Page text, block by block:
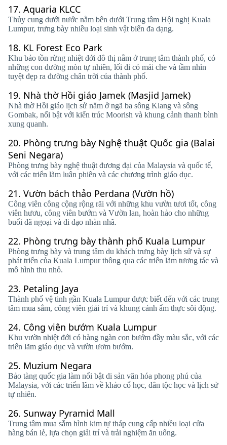
17. Aquaria KLCC
Thủy cung dưới nước nằm bên dưới Trung tâm Hội nghị Kuala
Lumpur, trưng bày nhiều loại sinh vật biển đa dạng.
18. KL Forest Eco Park
Khu bảo tồn rừng nhiệt đới đô thị nằm ở trung tâm thành phố, có
những con đường mòn tự nhiên, lối đi có mái che và tầm nhìn
tuyệt đẹp ra đường chân trời của thành phố.
19. Nhà thờ Hồi giáo Jamek (Masjid Jamek)
Nhà thờ Hồi giáo lịch sử nằm ở ngã ba sông Klang và sông
Gombak, nổi bật với kiến ​​trúc Moorish và khung cảnh thanh bình
xung quanh.
20. Phòng trưng bày Nghệ thuật Quốc gia (Balai
Seni Negara)
Phòng trưng bày nghệ thuật đương đại của Malaysia và quốc tế,
với các triển lãm luân phiên và các chương trình giáo dục.
21. Vườn bách thảo Perdana (Vườn hồ)
Công viên công cộng rộng rãi với những khu vườn tươi tốt, công
viên hươu, công viên bướm và Vườn lan, hoàn hảo cho những
buổi dã ngoại và đi dạo nhàn nhã.
22. Phòng trưng bày thành phố Kuala Lumpur
Phòng trưng bày và trung tâm du khách trưng bày lịch sử và sự
phát triển của Kuala Lumpur thông qua các triển lãm tương tác và
mô hình thu nhỏ.
23. Petaling Jaya
Thành phố vệ tinh gần Kuala Lumpur được biết đến với các trung
tâm mua sắm, công viên giải trí và khung cảnh ẩm thực sôi động.
24. Công viên bướm Kuala Lumpur
Khu vườn nhiệt đới có hàng ngàn con bướm đầy màu sắc, với các
triển lãm giáo dục và vườn ươm bướm.
25. Muzium Negara
Bảo tàng quốc gia làm nổi bật di sản văn hóa phong phú của
Malaysia, với các triển lãm về khảo cổ học, dân tộc học và lịch sử
tự nhiên.
26. Sunway Pyramid Mall
Trung tâm mua sắm hình kim tự tháp cung cấp nhiều loại cửa
hàng bán lẻ, lựa chọn giải trí và trải nghiệm ăn uống.